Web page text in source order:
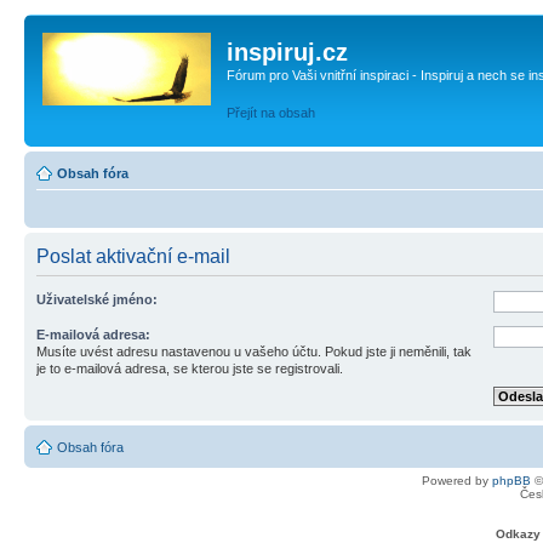
inspiruj.cz
Fórum pro Vaši vnitřní inspiraci - Inspiruj a nech se
Přejít na obsah
Obsah fóra
Poslat aktivační e-mail
Uživatelské jméno:
E-mailová adresa:
Musíte uvést adresu nastavenou u vašeho účtu. Pokud jste ji neměnili, tak
je to e-mailová adresa, se kterou jste se registrovali.
Obsah fóra
Powered by phpBB